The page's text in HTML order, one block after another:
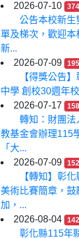
2026-07-10
374
公告本校新生
單及梯次，歡迎
新...
2026-07-09
195
【得獎公告
中學 創校30週年
2026-07-17
158
轉知：財團法
教基金會辦理115
「大...
2026-07-09
152
【轉知】彰
美術比賽簡章，鼓
加，...
2026-08-04
142
彰化縣115年